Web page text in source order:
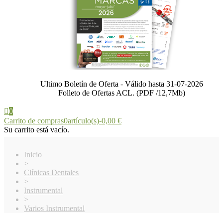
Ultimo Boletín de Oferta - Válido hasta 31-07-2026
Folleto de Ofertas ACL. (PDF /12,7Mb)
0
Carrito de compras0artículo(s)-0,00 €
Su carrito está vacío.
Inicio
>
Clínicas Dentales
>
Instrumental
>
Varios Instrumental